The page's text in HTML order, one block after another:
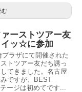
む
ーストツアー友
イッ☆に参加
ラザにて開催された
トツアー友だち誘っ
てきました。名古屋
ですが、BEST
ージは初めてです...